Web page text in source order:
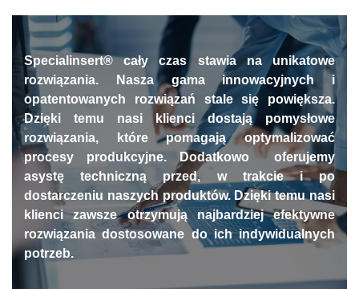
Specialinsert® cały czas stawia na unikatowe
rozwiązania. Nasza gama innowacyjnych i
opatentowanych rozwiązań stale się powiększa.
Dzięki temu nasi klienci dostają pomysłowe
rozwiązania, które pomagają optymalizować
procesy produkcyjne. Dodatkowo oferujemy
asystę techniczną przed, w trakcie i po
dostarczeniu naszych produktów. Dzięki temu nasi
klienci zawsze otrzymują najbardziej efektywne
rozwiązania dostosowane do ich indywidualnych
potrzeb.